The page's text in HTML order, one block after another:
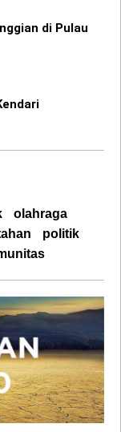
di Pulau
olahraga
politik